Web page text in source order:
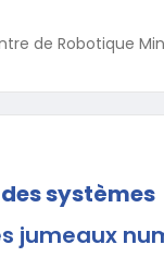
de Robotique
systèmes
jumeaux